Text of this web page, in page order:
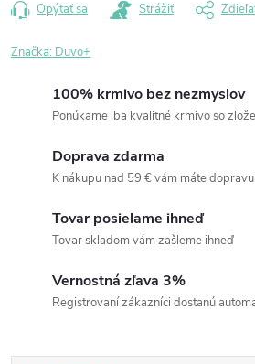
Opýtať sa Strážiť
Značka: Duvo+
100% krmivo bez nezmyslov
Ponúkame iba kvalitné krmivo so
Doprava zdarma
K nákupu nad 59 € vám máte
Tovar posielame ihneď
Tovar skladom vám zašleme ihneď
Vernostná zľava 3%
Registrovaní zákazníci dostanú